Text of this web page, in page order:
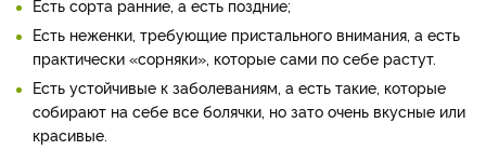
Есть сорта ранние, а есть поздние;
Есть неженки, требующие пристального внимания, а есть
практически «сорняки», которые сами по себе растут.
Есть устойчивые к заболеваниям, а есть такие, которые
собирают на себе все болячки, но зато очень вкусные или
красивые.